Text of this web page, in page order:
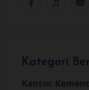
Kategori
Kantor